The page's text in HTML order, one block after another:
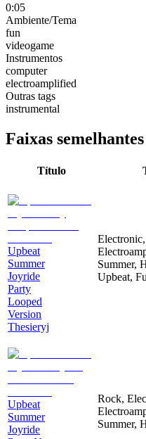
0:05
Ambiente/Tema
fun
videogame
Instrumentos
computer
electroamplified
Outras tags
instrumental
Faixas semelhantes
Título
Upbeat
Summer
Joyride
Party
Looped
Version
Thesieryj
Summer,
Upbeat,
Upbeat
Summer
Joyride
Rock,
Summer,